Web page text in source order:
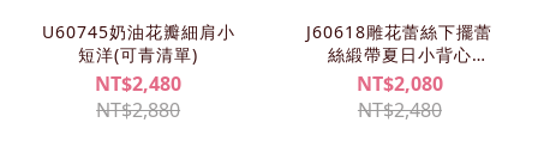
U60745奶油花瓣細肩小
短洋(可青清單)
NT$2,480
NT$2,880
J60618雕花蕾絲下擺蕾
絲緞帶夏日小背心
(KIMY/可青清單))
NT$2,080
NT$2,480